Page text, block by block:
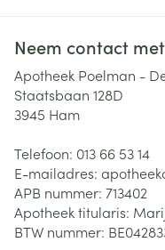
Neem contact
Apotheek Poelman -
Staatsbaan 128D
3945 Ham
Telefoon: 013 66 53 14
E-mailadres:
APB nummer: 713402
Apotheek titularis:
BTW nummer: